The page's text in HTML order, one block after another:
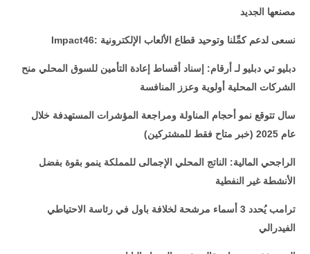
مصنعها الجديد
Impact46 : نسعى لدعم كمِّلنا وتوحيد قطاع الألعاب الإلكترونية
دبليو تي دبليو لـ أرقام: إسناد أقساط إعادة التأمين للسوق المحلي منح
الشركات المحلية أولوية وعزز المنافسة
سال تتوقع نمو أحجام المناولة ومراجعة المؤشرات المستهدفة خلال
عام 2025 (خبر متاح فقط للمشتركين)
الراجحي المالية: الناتج المحلي الإجمالى للمملكة ينمو بقوة بفضل
الأنشطة غير النفطية
ترامب يُحدد 3 أسماء مرشحة لخلافة باول في رئاسة الاحتياطي
الفيدرالي